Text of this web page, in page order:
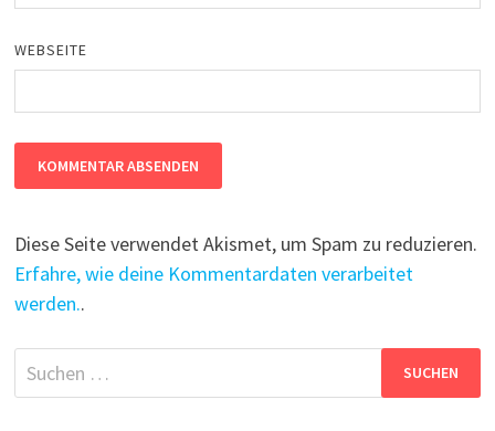
WEBSEITE
Diese Seite verwendet Akismet, um Spam zu reduzieren.
Erfahre, wie deine Kommentardaten verarbeitet
werden..
Suchen
nach: